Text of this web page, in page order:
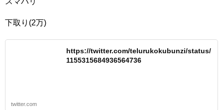
下取り(2万)
https://twitter.com/telurukokubunzi/status/
1155315684936564736
twitter.com